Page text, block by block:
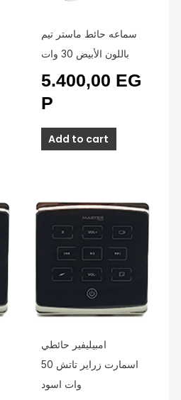
سماعه حائط ماستر تيم
باللون الأبيض 30 وات
5.400,00 EG
P
Add to cart
امبيليفير حائطي
اسمارت زراير تاتش 50
وات اسود